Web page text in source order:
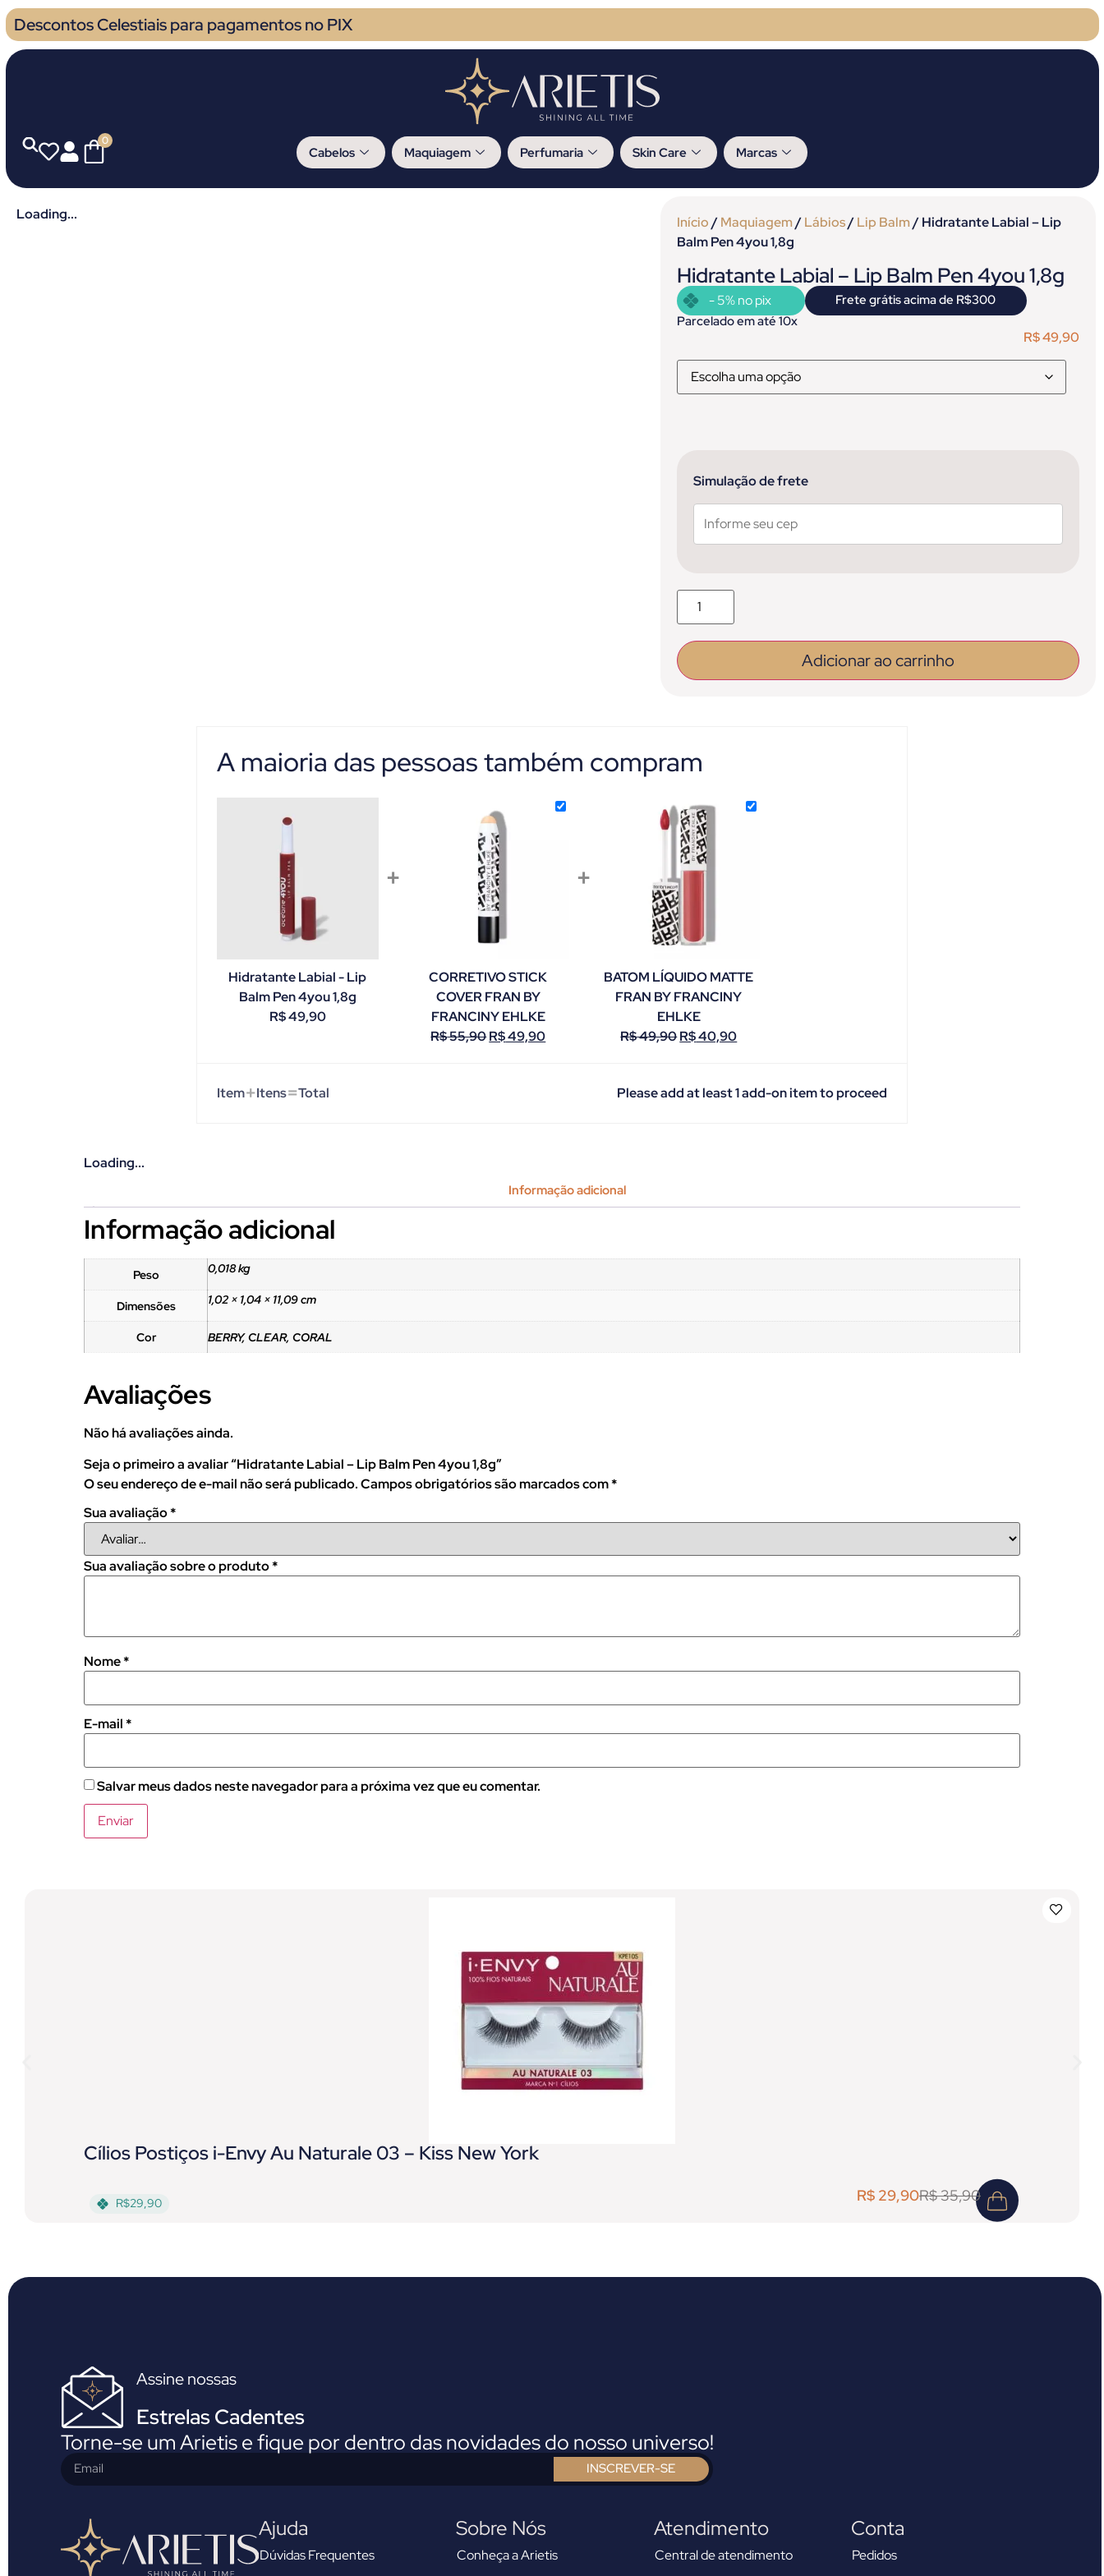
Descontos Celestiais para pagamentos no PIX
Cabelos Maquiagem Perfumaria Skin Care Marcas
0
Loading... Início/Maquiagem/Lábios/Lip Balm/ Hidratante Labial – Lip
Balm Pen 4you 1,8g
Hidratante Labial – Lip Balm Pen 4you 1,8g
- 5% no pix
Frete grátis acima de R$300
Parcelado em até 10x
R$49,90
Simulação de frete
Adicionar ao carrinho
A maioria das pessoas também compram
Hidratante Labial - Lip
Balm Pen 4you 1,8g
R$49,90
+
CORRETIVO STICK
COVER FRAN BY
FRANCINY EHLKE
R$55,90R$49,90
+
BATOM LÍQUIDO MATTE
FRAN BY FRANCINY
EHLKE
R$49,90R$40,90
Item+Itens=Total Please add at least 1 add-on item to proceed
Loading...
Informação adicional
Informação adicional
Peso 0,018 kg
Dimensões 1,02 × 1,04 × 11,09 cm
Cor BERRY, CLEAR, CORAL
Avaliações
Não há avaliações ainda.
Seja o primeiro a avaliar “Hidratante Labial – Lip Balm Pen 4you 1,8g”
O seu endereço de e-mail não será publicado.Campos obrigatórios são marcados com*
Sua avaliação*
Sua avaliação sobre o produto*
Nome*
E-mail *
Salvar meus dados neste navegador para a próxima vez que eu comentar.
Cílios Postiços i-Envy Au Naturale 03 – Kiss New York
R$35,90
R$ 29,90
R$29,90
Assine nossas
Estrelas Cadentes
Torne-se um Arietis e fique por dentro das novidades do nosso universo!
INSCREVER-SE
Ajuda
Dúvidas Frequentes
Sobre Nós
Conheça a Arietis
Atendimento
Central de atendimento
Conta
Pedidos